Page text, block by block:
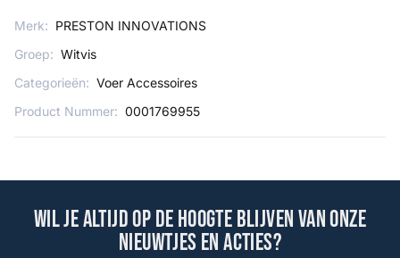
Merk: PRESTON INNOVATIONS
Groep: Witvis
Categorieën: Voer Accessoires
Product Nummer: 0001769955
Wil je altijd op de hoogte blijven van onze
nieuwtjes en acties?